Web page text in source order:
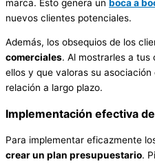
marca. Esto genera un boca a
nuevos clientes potenciales.
Además, los obsequios de los
comerciales. Al mostrarles a tus
ellos y que valoras su
relación a largo plazo.
Implementación efectiva
Para implementar eficazmente
crear un plan presupuestario.